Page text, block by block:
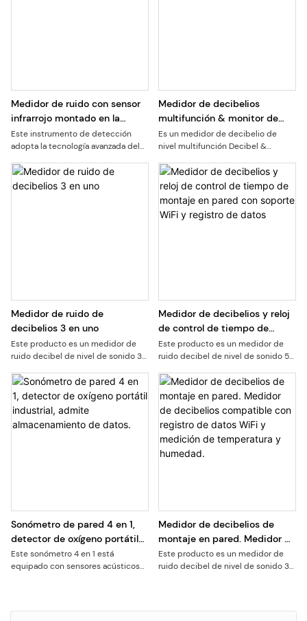
Medidor de ruido con sensor
infrarrojo montado en la
pared
Este instrumento de detección
adopta la tecnología avanzada del
precisión la concentración de
dióxido de carbono en el aire y el
Medidor de decibelios
multifunción & monitor de
polvo 6 en uno
Es un medidor de decibelio de
nivel multifunción Decibel &
Combina el sensor láser y el sensor
acústico avanzado, el monitoreo en
tiempo real PM2.5/10/1.0, Decibel
(ruido), temperatura y humedad en
su pantalla LCD
Medidor de ruido de
decibelios 3 en uno
Este producto es un medidor de
ruido decibel de nivel de sonido 3
avanzados y tecnología de
medición precisa, ruido de
visualización en tiempo real,
temperatura y humedad en su
pantalla LED
Medidor de decibelios y reloj
de control de tiempo de
montaje en pared con soporte
WiFi y registro de datos
Este producto es un medidor de
ruido decibel de nivel de sonido 5
avanzados y tecnología de
medición precisa, ruido de
visualización en tiempo real, tiempo,
temperatura y humedad en su
pantalla LED
Sonómetro de pared 4 en 1,
detector de oxígeno portátil
industrial, admite
almacenamiento de datos.
Este sonómetro 4 en 1 está
equipado con sensores acústicos
Medidor de decibelios de
montaje en pared. Medidor de
decibelios compatible con
registro de datos WiFi y
Este producto es un medidor de
ruido decibel de nivel de sonido 3